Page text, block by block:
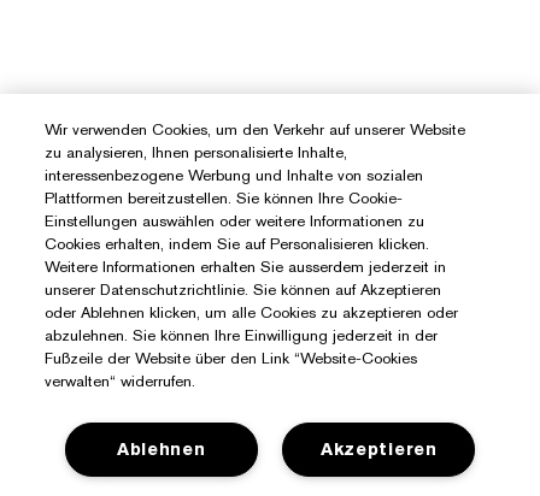
Sie Benötigen Hilfe?
Meine Bestellung verfolgen
Wir verwenden Cookies, um den Verkehr auf unserer Website
zu analysieren, Ihnen personalisierte Inhalte,
interessenbezogene Werbung und Inhalte von sozialen
Plattformen bereitzustellen. Sie können Ihre Cookie-
Einstellungen auswählen oder weitere Informationen zu
Cookies erhalten, indem Sie auf Personalisieren klicken.
Weitere Informationen erhalten Sie ausserdem jederzeit in
unserer Datenschutzrichtlinie. Sie können auf Akzeptieren
oder Ablehnen klicken, um alle Cookies zu akzeptieren oder
abzulehnen. Sie können Ihre Einwilligung jederzeit in der
Fußzeile der Website über den Link “Website-Cookies
verwalten“ widerrufen.
Akzeptieren
Ablehnen